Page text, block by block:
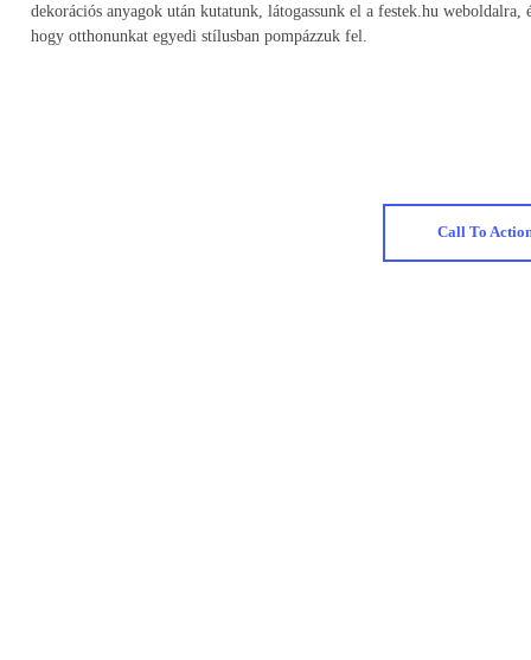
dekorációs anyagok után kutatunk, látogassunk el a festek.hu
hogy otthonunkat egyedi stílusban pompázzuk fel.
Call To